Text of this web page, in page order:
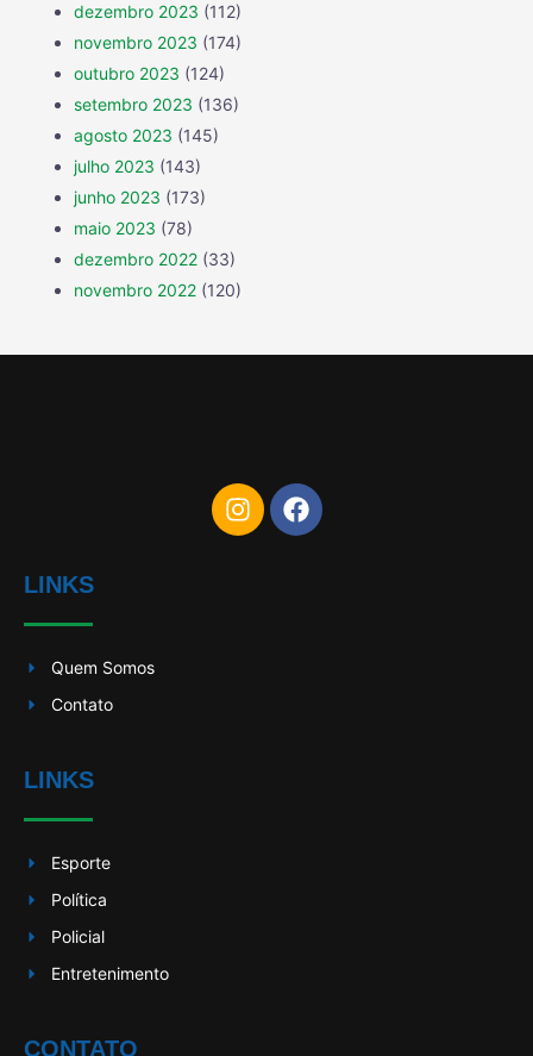
dezembro 2023 (112)
novembro 2023 (174)
outubro 2023 (124)
setembro 2023 (136)
agosto 2023 (145)
julho 2023 (143)
junho 2023 (173)
maio 2023 (78)
dezembro 2022 (33)
novembro 2022 (120)
LINKS
Quem Somos
Contato
LINKS
Esporte
Política
Policial
Entretenimento
CONTATO